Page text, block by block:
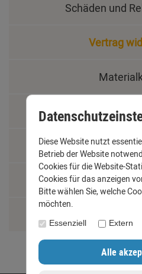
Schäden und
Vertrag
Montage und
Diese Website nutzt
Betrieb der Website
Cookies für die Website-
Cookies für das anzeigen
Bitte wählen Sie, welche
möchten.
Essenziell Extern